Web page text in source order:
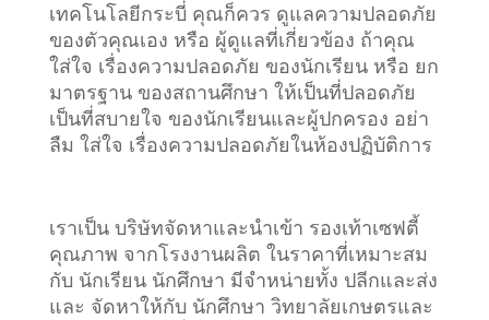
เทคโนโลยีกระบี่ คุณก็ควร ดูแลความปลอดภัย
ของตัวคุณเอง หรือ ผู้ดูแลที่เกี่ยวข้อง ถ้าคุณ
ใส่ใจ เรื่องความปลอดภัย ของนักเรียน หรือ ยก
มาตรฐาน ของสถานศึกษา ให้เป็นที่ปลอดภัย
เป็นที่สบายใจ ของนักเรียนและผู้ปกครอง อย่า
ลืม ใส่ใจ เรื่องความปลอดภัยในห้องปฏิบัติการ
เราเป็น บริษัทจัดหาและนำเข้า รองเท้าเซฟตี้
คุณภาพ จากโรงงานผลิต ในราคาที่เหมาะสม
กับ นักเรียน นักศึกษา มีจำหน่ายทั้ง ปลีกและส่ง
และ จัดหาให้กับ นักศึกษา วิทยาลัยเกษตรและ